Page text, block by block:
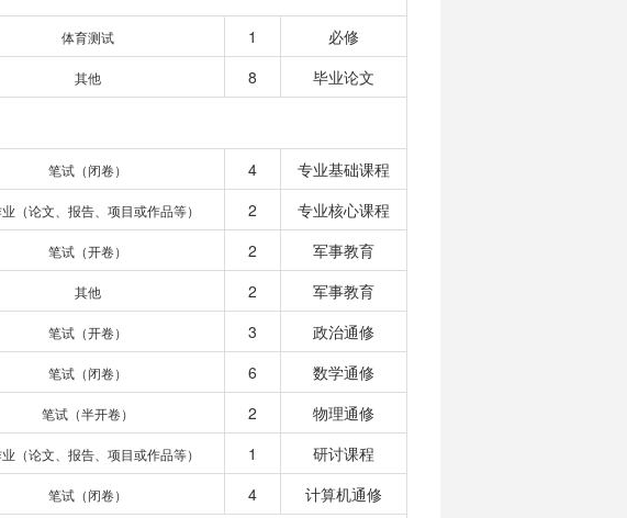
体育测试 1
必修
其他 8 毕业论文
笔试（闭卷） 4
专业基础课程
（论文、报告、项目或作品等） 2
专业核心课程
笔试（开卷） 2
军事教育
其他 2
军事教育
笔试（开卷） 3
政治通修
笔试（闭卷） 6
数学通修
笔试（半开卷） 2
物理通修
（论文、报告、项目或作品等） 1
研讨课程
笔试（闭卷） 4 计算机通修